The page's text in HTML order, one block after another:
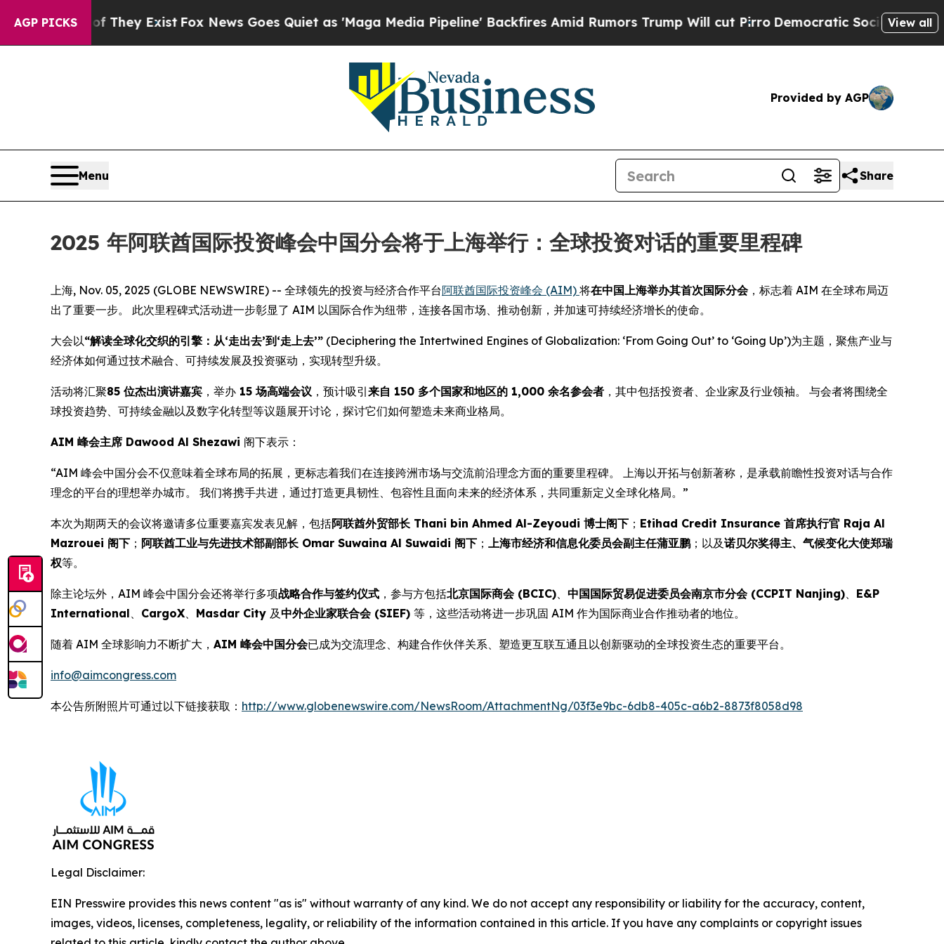
AGP PICKS
no Proof They ExistFox News Goes Quiet as 'Maga Media Pipeline' Backfires Amid Rumors Trump Will cut PirroDemocratic Socialists ofView all
Provided by AGP
Menu Share
2025 年阿联酋国际投资峰会中国分会将于上海举行：全球投资对话的重要里程碑
上海, Nov. 05, 2025 (GLOBE NEWSWIRE) -- 全球领先的投资与经济合作平台阿联酋国际投资峰会 (AIM) 将在中国上海举办其首次国际分会，标志着 AIM 在全球布局迈
出了重要一步。 此次里程碑式活动进一步彰显了 AIM 以国际合作为纽带，连接各国市场、推动创新，并加速可持续经济增长的使命。
大会以“解读全球化交织的引擎：从‘走出去’到‘走上去’” (Deciphering the Intertwined Engines of Globalization: ‘From Going Out’ to ‘Going Up’)为主题，聚焦产业与
经济体如何通过技术融合、可持续发展及投资驱动，实现转型升级。
活动将汇聚85 位杰出演讲嘉宾 ，举办 15 场高端会议 ，预计吸引来自 150 多个国家和地区的 1,000 余名参会者 ，其中包括投资者、企业家及行业领袖。 与会者将围绕全
球投资趋势、可持续金融以及数字化转型等议题展开讨论，探讨它们如何塑造未来商业格局。
AIM 峰会主席 Dawood Al Shezawi 阁下表示：
“AIM 峰会中国分会不仅意味着全球布局的拓展，更标志着我们在连接跨洲市场与交流前沿理念方面的重要里程碑。 上海以开拓与创新著称，是承载前瞻性投资对话与合作
理念的平台的理想举办城市。 我们将携手共进，通过打造更具韧性、包容性且面向未来的经济体系，共同重新定义全球化格局。”
本次为期两天的会议将邀请多位重要嘉宾发表见解，包括阿联酋外贸部长 Thani bin Ahmed Al-Zeyoudi 博士阁下 ； Etihad Credit Insurance 首席执行官 Raja Al
Mazrouei 阁下 ； 阿联酋工业与先进技术部副部长 Omar Suwaina Al Suwaidi 阁下 ； 上海市经济和信息化委员会副主任蒲亚鹏；以及诺贝尔奖得主、气候变化大使郑瑞
权等。
除主论坛外，AIM 峰会中国分会还将举行多项战略合作与签约仪式 ，参与方包括北京国际商会 (BCIC)、 中国国际贸易促进委员会南京市分会 (CCPIT Nanjing)、 E&P
International、 CargoX、 Masdar City 及中外企业家联合会 (SIEF) 等，这些活动将进一步巩固 AIM 作为国际商业合作推动者的地位。
随着 AIM 全球影响力不断扩大， AIM 峰会中国分会已成为交流理念、构建合作伙伴关系、塑造更互联互通且以创新驱动的全球投资生态的重要平台。
info@aimcongress.com
本公告所附照片可通过以下链接获取： http://www.globenewswire.com/NewsRoom/AttachmentNg/03f3e9bc-6db8-405c-a6b2-8873f8058d98
Legal Disclaimer:
EIN Presswire provides this news content "as is" without warranty of any kind. We do not accept any responsibility or liability for the accuracy, content,
images, videos, licenses, completeness, legality, or reliability of the information contained in this article. If you have any complaints or copyright issues